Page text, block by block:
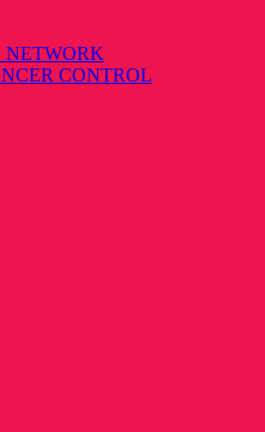
CONTROL